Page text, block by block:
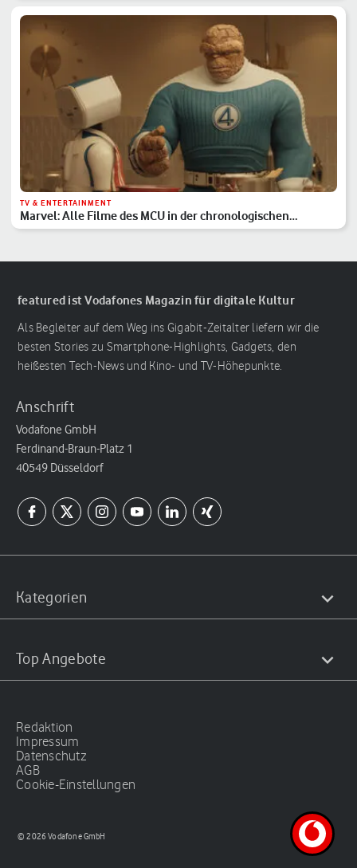
TV & ENTERTAINMENT
Marvel: Alle Filme des MCU in der chronologischen
Reihenfolge
featured ist Vodafones Magazin für digitale Kultur
Als Begleiter auf dem Weg ins Gigabit-Zeitalter liefern wir die
besten Stories zu Smartphone-Highlights, Gadgets, den
heißesten Tech-News und Kino- und TV-Höhepunkte.
Anschrift
Vodafone GmbH
Ferdinand-Braun-Platz 1
40549 Düsseldorf
Kategorien
Top Angebote
Redaktion
Impressum
Datenschutz
AGB
Cookie-Einstellungen
© 2026 Vodafone GmbH